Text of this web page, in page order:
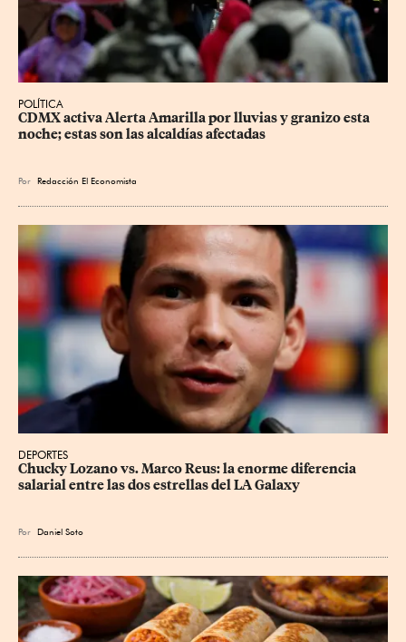
POLÍTICA
CDMX activa Alerta Amarilla por lluvias y granizo esta
noche; estas son las alcaldías afectadas
Por Redacción El Economista
DEPORTES
Chucky Lozano vs. Marco Reus: la enorme diferencia
salarial entre las dos estrellas del LA Galaxy
Por Daniel Soto